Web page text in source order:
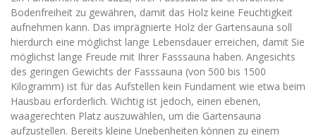
Bodenfreiheit zu gewähren, damit das Holz keine Feuchtigkeit
aufnehmen kann. Das imprägnierte Holz der Gartensauna soll
hierdurch eine möglichst lange Lebensdauer erreichen, damit Sie
möglichst lange Freude mit Ihrer Fasssauna haben. Angesichts
des geringen Gewichts der Fasssauna (von 500 bis 1500
Kilogramm) ist für das Aufstellen kein Fundament wie etwa beim
Hausbau erforderlich. Wichtig ist jedoch, einen ebenen,
waagerechten Platz auszuwählen, um die Gartensauna
aufzustellen. Bereits kleine Unebenheiten können zu einem